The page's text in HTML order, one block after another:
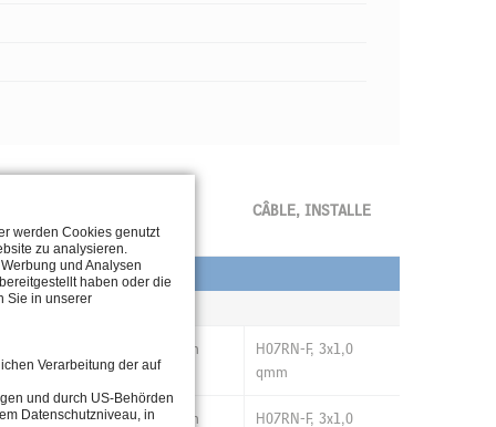
RAYON
CÂBLE, INSTALLE
20° medium
H07RN-F, 3x1,0
qmm
<50°C 20° medium
H07RN-F, 3x1,0
werden Cookies genutzt
zu analysieren.
und Analysen
haben oder die
Sie in unserer
Verarbeitung der auf
und durch US-Behörden
Datenschutzniveau, in